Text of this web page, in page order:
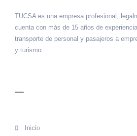
TUCSA es una empresa profesional,
cuenta con más de 15 años de
transporte de personal y pasajeros a
y turismo.
Inicio